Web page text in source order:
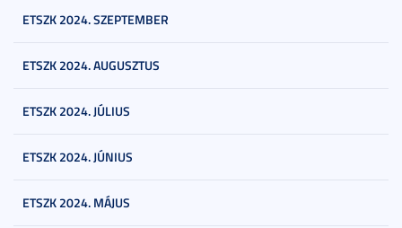
ETSZK 2024. SZEPTEMBER
ETSZK 2024. AUGUSZTUS
ETSZK 2024. JÚLIUS
ETSZK 2024. JÚNIUS
ETSZK 2024. MÁJUS